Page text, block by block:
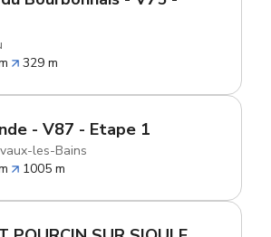
329 m
- V87 - Etape 1
les-Bains
1005 m